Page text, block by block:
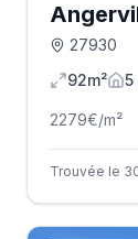
27930
92m²
5
2279€/m²
Trouvée le